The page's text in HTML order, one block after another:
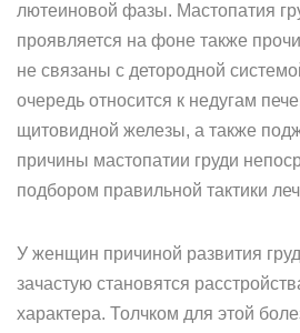
лютеиновой фазы. Мастопатия
проявляется на фоне также
не связаны с детородной
очередь относится к недугам
щитовидной железы, а также
причины мастопатии груди
подбором правильной тактики
У женщин причиной развития
зачастую становятся
характера. Толчком для этой